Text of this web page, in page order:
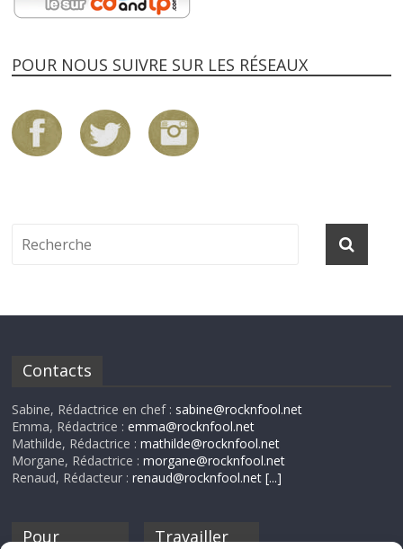
POUR NOUS SUIVRE SUR LES RÉSEAUX
Contacts
Sabine, Rédactrice en chef : sabine@rocknfool.net
Emma, Rédactrice :emma@rocknfool.net
Mathilde, Rédactrice :mathilde@rocknfool.net
Morgane, Rédactrice :morgane@rocknfool.net
Renaud, Rédacteur :renaud@rocknfool.net [...]
Pour
Travailler